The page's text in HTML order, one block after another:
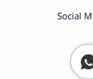
Social